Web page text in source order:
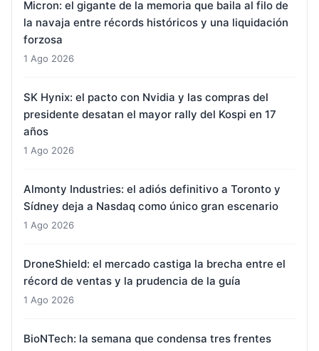
Micron: el gigante de la memoria que baila al filo de
la navaja entre récords históricos y una liquidación
forzosa
1 Ago 2026
SK Hynix: el pacto con Nvidia y las compras del
presidente desatan el mayor rally del Kospi en 17
años
1 Ago 2026
Almonty Industries: el adiós definitivo a Toronto y
Sídney deja a Nasdaq como único gran escenario
1 Ago 2026
DroneShield: el mercado castiga la brecha entre el
récord de ventas y la prudencia de la guía
1 Ago 2026
BioNTech: la semana que condensa tres frentes